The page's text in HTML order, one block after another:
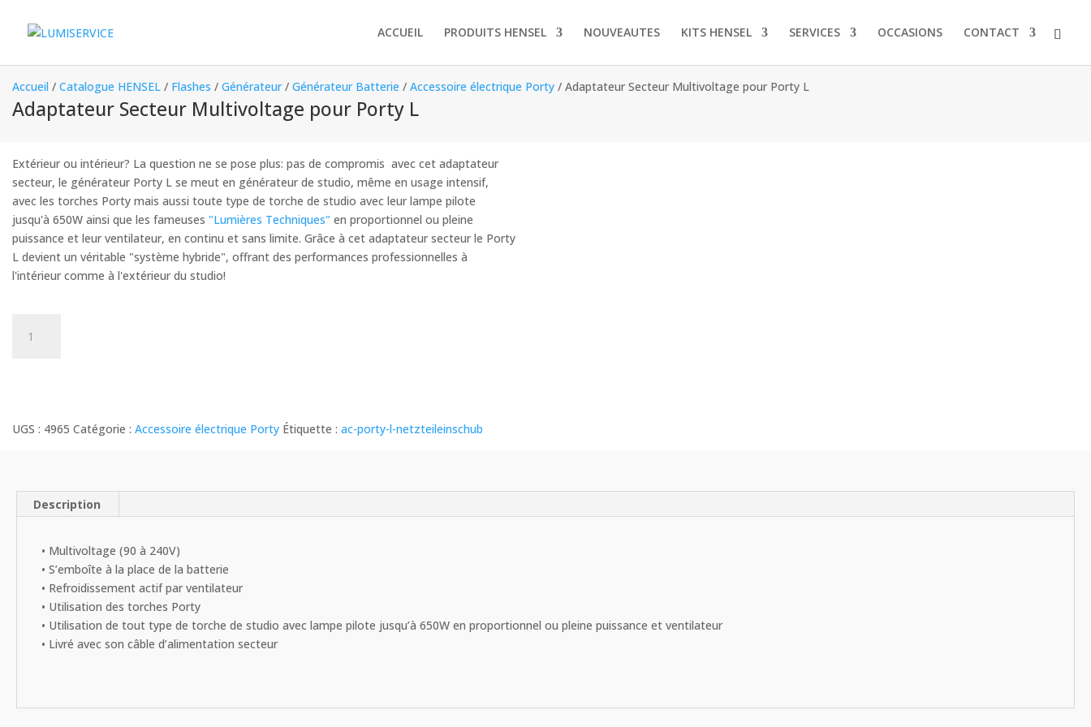
ACCUEIL PRODUITS HENSEL NOUVEAUTES KITS HENSEL SERVICES OCCASIONS CONTACT
Accueil / Catalogue HENSEL / Flashes / Générateur/ Générateur Batterie / Accessoire électrique Porty / Adaptateur Secteur Multivoltage pour Porty L
Adaptateur Secteur Multivoltage pour Porty L
Extérieur ou intérieur? La question ne se pose plus: pas de compromis avec cet adaptateur
secteur, le générateur Porty L se meut en générateur de studio, même en usage intensif,
avec les torches Porty mais aussi toute type de torche de studio avec leur lampe pilote
jusqu'à 650W ainsi que les fameuses "Lumières Techniques" en proportionnel ou pleine
puissance et leur ventilateur, en continu et sans limite. Grâce à cet adaptateur secteur le Porty
L devient un véritable "système hybride", offrant des performances professionnelles à
l'intérieur comme à l'extérieur du studio!
Porty
UGS : 4965 Catégorie : Accessoire électrique Porty Étiquette : ac-porty-l-netzteileinschub
Description
• Multivoltage (90 à 240V)
• S’emboîte à la place de la batterie
• Refroidissement actif par ventilateur
• Utilisation des torches Porty
• Utilisation de tout type de torche de studio avec lampe pilote jusqu’à 650W en proportionnel ou pleine puissance et ventilateur
• Livré avec son câble d’alimentation secteur